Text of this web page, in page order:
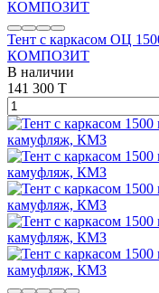
Тент с каркасом ОЦ
КОМПОЗИТ
В наличии
141 300 T